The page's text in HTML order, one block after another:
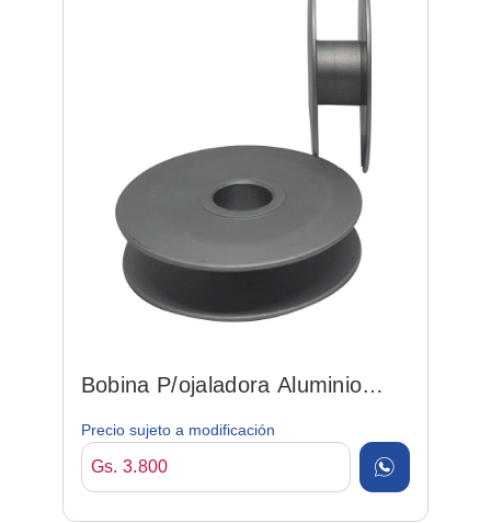
Bobina P/ojaladora Aluminio
Precio sujeto a modificación
Gs. 3.800